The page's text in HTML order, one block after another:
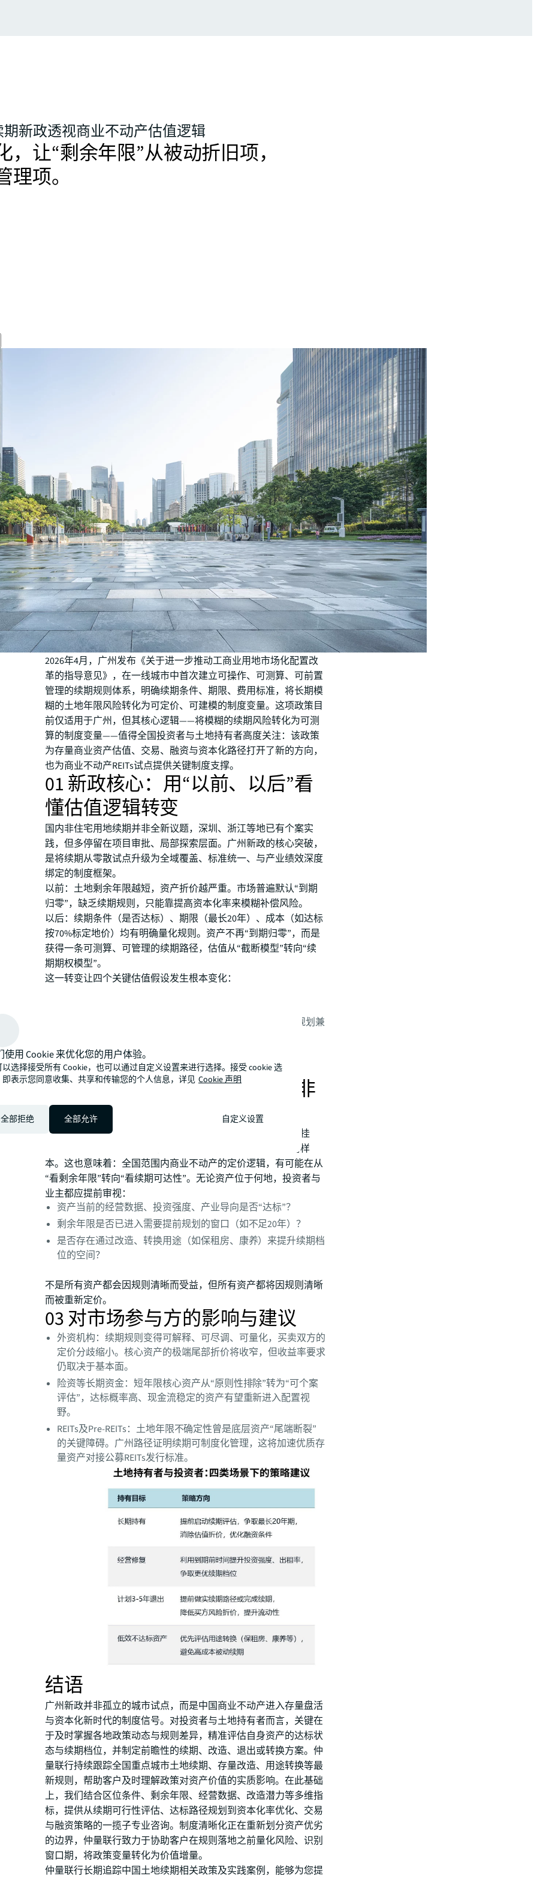
新政透视商业不动产估值逻辑
，让“剩余年限”从被动折旧项，
项。
2026年4月，广州发布《关于进一步推动工商业用地市场化配置改
革的指导意见》，在一线城市中首次建立可操作、可测算、可前置
管理的续期规则体系，明确续期条件、期限、费用标准，将长期模
糊的土地年限风险转化为可定价、可建模的制度变量。这项政策目
前仅适用于广州，但其核心逻辑——将模糊的续期风险转化为可测
算的制度变量——值得全国投资者与土地持有者高度关注：该政策
为存量商业资产估值、交易、融资与资本化路径打开了新的方向，
也为商业不动产REITs试点提供关键制度支撑。
01 新政核心：用“以前、以后”看
懂估值逻辑转变
国内非住宅用地续期并非全新议题，深圳、浙江等地已有个案实
践，但多停留在项目审批、局部探索层面。广州新政的核心突破，
是将续期从零散试点升级为全域覆盖、标准统一、与产业绩效深度
绑定的制度框架。
以前：土地剩余年限越短，资产折价越严重。市场普遍默认“到期
归零”，缺乏续期规则，只能靠提高资本化率来模糊补偿风险。
以后：续期条件（是否达标）、期限（最长20年）、成本（如达标
按70%标定地价）均有明确量化规则。资产不再“到期归零”，而是
获得一条可测算、可管理的续期路径，估值从“截断模型”转向“续
期期权模型”。
这一转变让四个关键估值假设发生根本变化：
续期有明确门槛，与投资强度、土地产出率、产业导向、规划兼
短年限折价不再一刀切，而是取决于经营质量与达标能力；
资产从“倒计时资产”升级为“可续经营资产”。
02 全国启示：广州是样本，而非
孤例
虽然新政目前仅覆盖广州，但其制度设计——三层分级、产业挂
钩、存量盘活联动——为其他一线及核心城市提供了可参照的样
本。这也意味着：全国范围内商业不动产的定价逻辑，有可能在从
“看剩余年限”转向“看续期可达性”。无论资产位于何地，投资者与
业主都应提前审视：
资产当前的经营数据、投资强度、产业导向是否“达标”？
剩余年限是否已进入需要提前规划的窗口（如不足20年）？
是否存在通过改造、转换用途（如保租房、康养）来提升续期档
位的空间？
不是所有资产都会因规则清晰而受益，但所有资产都将因规则清晰
而被重新定价。
03 对市场参与方的影响与建议
外资机构：续期规则变得可解释、可尽调、可量化，买卖双方的
定价分歧缩小。核心资产的极端尾部折价将收窄，但收益率要求
仍取决于基本面。
险资等长期资金：短年限核心资产从“原则性排除”转为“可个案
评估”，达标概率高、现金流稳定的资产有望重新进入配置视
野。
REITs及Pre-REITs：土地年限不确定性曾是底层资产“尾端断裂”
的关键障碍。广州路径证明续期可制度化管理，这将加速优质存
量资产对接公募REITs发行标准。
结语
广州新政并非孤立的城市试点，而是中国商业不动产进入存量盘活
与资本化新时代的制度信号。对投资者与土地持有者而言，关键在
于及时掌握各地政策动态与规则差异，精准评估自身资产的达标状
态与续期档位，并制定前瞻性的续期、改造、退出或转换方案。仲
量联行持续跟踪全国重点城市土地续期、存量改造、用途转换等最
新规则，帮助客户及时理解政策对资产价值的实质影响。在此基础
上，我们结合区位条件、剩余年限、经营数据、改造潜力等多维指
标，提供从续期可行性评估、达标路径规划到资本化率优化、交易
与融资策略的一揽子专业咨询。制度清晰化正在重新划分资产优劣
的边界，仲量联行致力于协助客户在规则落地之前量化风险、识别
窗口期，将政策变量转化为价值增量。
仲量联行长期追踪中国土地续期相关政策及实践案例，能够为您提
使用 Cookie 来优化您的用户体验。
选择接受所有 Cookie，也可以通过自定义设置来进行选择。接受 cookie 选
即表示您同意收集、共享和传输您的个人信息，详见 Cookie 声明
全部拒绝 全部允许 自定义设置